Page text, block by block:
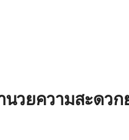
งสองหลังดูสิ!
ค
แห่
นวยความสะดว